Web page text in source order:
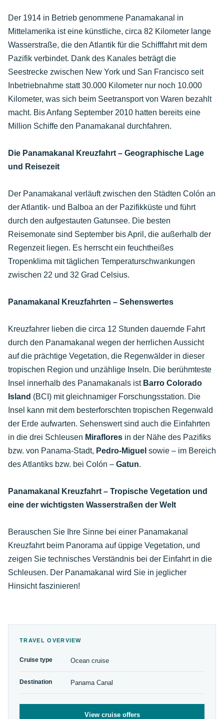
Der 1914 in Betrieb genommene Panamakanal in
Mittelamerika ist eine künstliche, circa 82 Kilometer lange
Wasserstraße, die den Atlantik für die Schifffahrt mit dem
Pazifik verbindet. Dank des Kanales beträgt die
Seestrecke zwischen New York und San Francisco seit
Inbetriebnahme statt 30.000 Kilometer nur noch 10.000
Kilometer, was sich beim Seetransport von Waren bezahlt
macht. Bis Anfang September 2010 hatten bereits eine
Million Schiffe den Panamakanal durchfahren.
Die Panamakanal Kreuzfahrt – Geographische Lage
und Reisezeit
Der Panamakanal verläuft zwischen den Städten Colón an
der Atlantik- und Balboa an der Pazifikküste und führt
durch den aufgestauten Gatunsee. Die besten
Reisemonate sind September bis April, die außerhalb der
Regenzeit liegen. Es herrscht ein feuchtheißes
Tropenklima mit täglichen Temperaturschwankungen
zwischen 22 und 32 Grad Celsius.
Panamakanal Kreuzfahrten – Sehenswertes
Kreuzfahrer lieben die circa 12 Stunden dauernde Fahrt
durch den Panamakanal wegen der herrlichen Aussicht
auf die prächtige Vegetation, die Regenwälder in dieser
tropischen Region und unzählige Inseln. Die berühmteste
Insel innerhalb des Panamakanals ist Barro Colorado
Island (BCI) mit gleichnamiger Forschungsstation. Die
Insel kann mit dem besterforschten tropischen Regenwald
der Erde aufwarten. Sehenswert sind auch die Einfahrten
in die drei Schleusen Miraflores in der Nähe des Pazifiks
bzw. von Panama-Stadt, Pedro-Miguel sowie – im Bereich
des Atlantiks bzw. bei Colón – Gatun.
Panamakanal Kreuzfahrt – Tropische Vegetation und
eine der wichtigsten Wasserstraßen der Welt
Berauschen Sie Ihre Sinne bei einer Panamakanal
Kreuzfahrt beim Panorama auf üppige Vegetation, und
zeigen Sie technisches Verständnis bei der Einfahrt in die
Schleusen. Der Panamakanal wird Sie in jeglicher
Hinsicht faszinieren!
TRAVEL OVERVIEW
Cruise type Ocean cruise
Destination Panama Canal
View cruise offers